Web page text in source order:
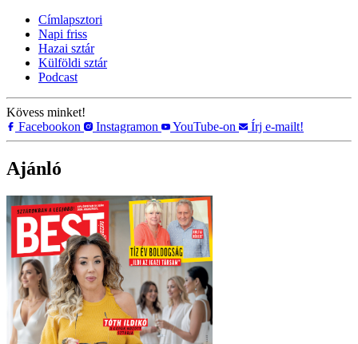
Címlapsztori
Napi friss
Hazai sztár
Külföldi sztár
Podcast
Kövess minket!
Facebookon
Instagramon YouTube-on Írj e-mailt!
Ajánló